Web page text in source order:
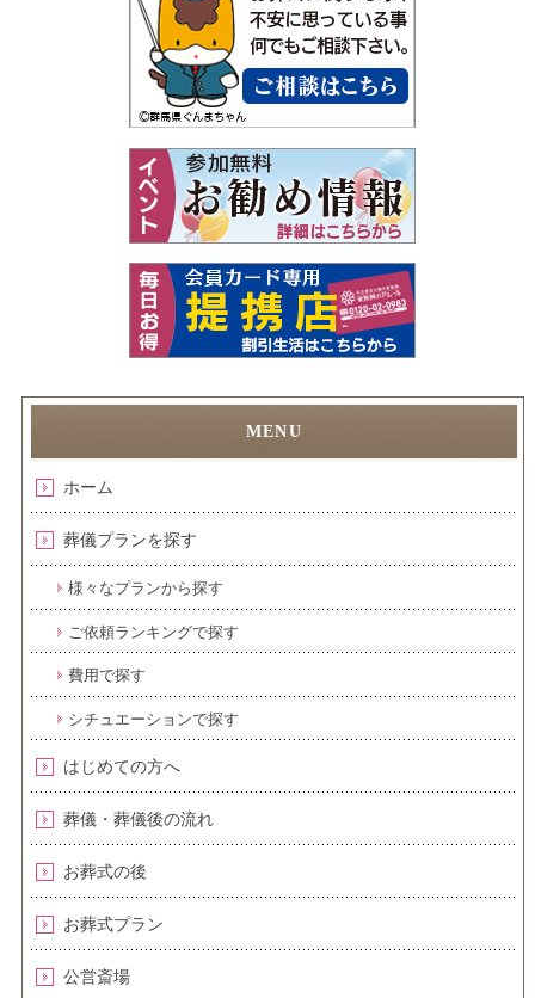
ホーム
葬儀プランを探す
様々なプランから探す
ご依頼ランキングで探す
費用で探す
シチュエーションで探す
はじめての方へ
葬儀・葬儀後の流れ
お葬式の後
お葬式プラン
公営斎場